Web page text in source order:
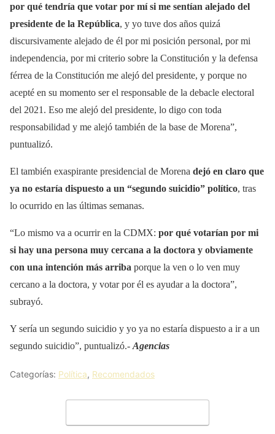
por qué tendría que votar por mí si me sentían alejado del
presidente de la República, y yo tuve dos años quizá
discursivamente alejado de él por mi posición personal, por mi
independencia, por mi criterio sobre la Constitución y la defensa
férrea de la Constitución me alejó del presidente, y porque no
acepté en su momento ser el responsable de la debacle electoral
del 2021. Eso me alejó del presidente, lo digo con toda
responsabilidad y me alejó también de la base de Morena”,
puntualizó.
El también exaspirante presidencial de Morena dejó en claro que
ya no estaría dispuesto a un “segundo suicidio” político, tras
lo ocurrido en las últimas semanas.
“Lo mismo va a ocurrir en la CDMX: por qué votarían por mi
si hay una persona muy cercana a la doctora y obviamente
con una intención más arriba porque la ven o lo ven muy
cercano a la doctora, y votar por él es ayudar a la doctora”,
subrayó.
Y sería un segundo suicidio y yo ya no estaría dispuesto a ir a un
segundo suicidio”, puntualizó.- Agencias
Categorías: Política, Recomendados